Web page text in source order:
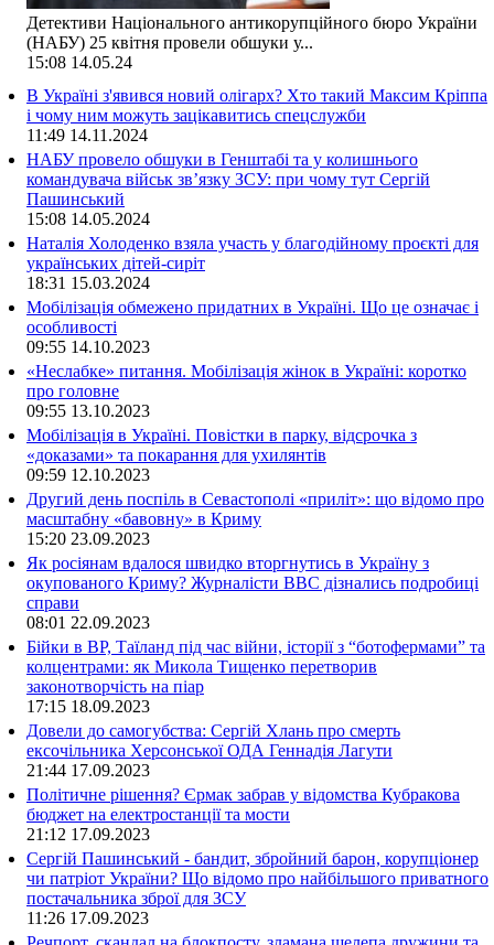
Детективи Національного антикорупційного бюро України
(НАБУ) 25 квітня провели обшуки у...
15:08 14.05.24
В Україні з'явився новий олігарх? Хто такий Максим Кріппа
і чому ним можуть зацікавитись спецслужби
11:49 14.11.2024
НАБУ провело обшуки в Генштабі та у колишнього
командувача військ зв’язку ЗСУ: при чому тут Сергій
Пашинський
15:08 14.05.2024
Наталія Холоденко взяла участь у благодійному проєкті для
українських дітей-сиріт
18:31 15.03.2024
Мобілізація обмежено придатних в Україні. Що це означає і
особливості
09:55 14.10.2023
«Неслабке» питання. Мобілізація жінок в Україні: коротко
про головне
09:55 13.10.2023
Мобілізація в Україні. Повістки в парку, відсрочка з
«доказами» та покарання для ухилянтів
09:59 12.10.2023
Другий день поспіль в Севастополі «приліт»: що відомо про
масштабну «бавовну» в Криму
15:20 23.09.2023
Як росіянам вдалося швидко вторгнутись в Україну з
окупованого Криму? Журналісти ВВС дізнались подробиці
справи
08:01 22.09.2023
Бійки в ВР, Таїланд під час війни, історії з “ботофермами” та
колцентрами: як Микола Тищенко перетворив
законотворчість на піар
17:15 18.09.2023
Довели до самогубства: Сергій Хлань про смерть
ексочільника Херсонської ОДА Геннадія Лагути
21:44 17.09.2023
Політичне рішення? Єрмак забрав у відомства Кубракова
бюджет на електростанції та мости
21:12 17.09.2023
Сергій Пашинський - бандит, збройний барон, корупціонер
чи патріот України? Що відомо про найбільшого приватного
постачальника зброї для ЗСУ
11:26 17.09.2023